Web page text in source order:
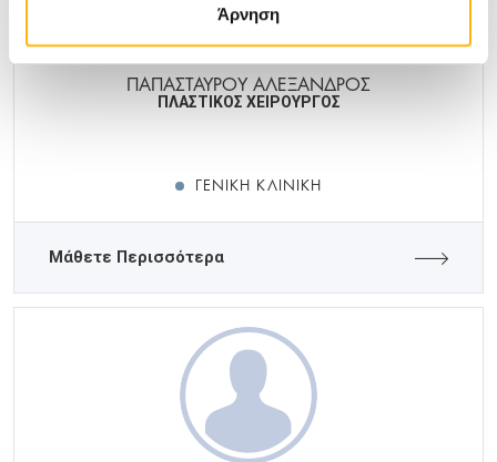
Άρνηση
ΠΑΠΑΣΤΑΥΡΟΥ ΑΛΕΞΑΝΔΡΟΣ
ΠΛΑΣΤΙΚΟΣ ΧΕΙΡΟΥΡΓΟΣ
ΓΕΝΙΚΉ ΚΛΙΝΙΚΉ
Μάθετε Περισσότερα